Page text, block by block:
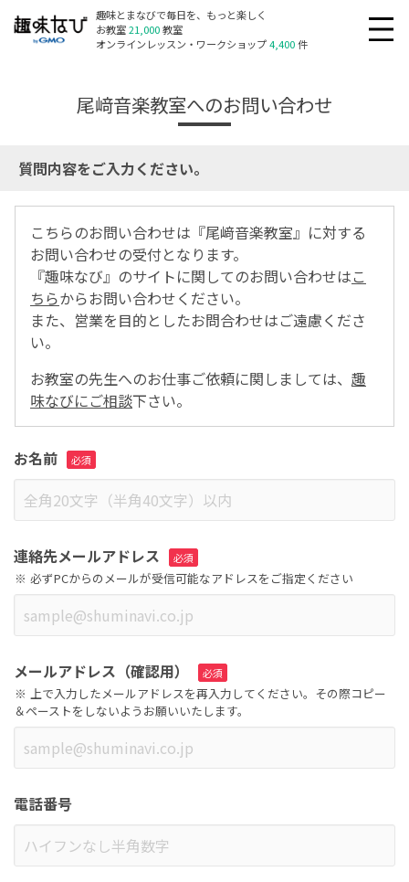
趣味とまなびで毎日を、もっと楽しく
お教室21,000教室
オンラインレッスン・ワークショップ4,400件
尾﨑音楽教室へのお問い合わせ
質問内容をご入力ください。
こちらのお問い合わせは『尾﨑音楽教室』に対する
お問い合わせの受付となります。
『趣味なび』のサイトに関してのお問い合わせはこ
ちらからお問い合わせください。
また、営業を目的としたお問合わせはご遠慮くださ
い。
お教室の先生へのお仕事ご依頼に関しましては、 趣
味なびにご相談下さい。
お名前
連絡先メールアドレス
必ずPCからのメールが受信可能なアドレスをご指定ください
メールアドレス（確認用）
上で入力したメールアドレスを再入力してください。その際コピー
＆ペーストをしないようお願いいたします。
電話番号